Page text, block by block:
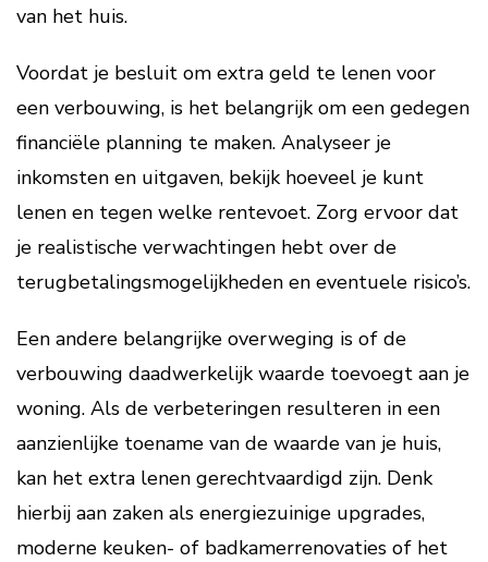
van het huis.
Voordat je besluit om extra geld te lenen voor
een verbouwing, is het belangrijk om een gedegen
financiële planning te maken. Analyseer je
inkomsten en uitgaven, bekijk hoeveel je kunt
lenen en tegen welke rentevoet. Zorg ervoor dat
je realistische verwachtingen hebt over de
terugbetalingsmogelijkheden en eventuele risico’s.
Een andere belangrijke overweging is of de
verbouwing daadwerkelijk waarde toevoegt aan je
woning. Als de verbeteringen resulteren in een
aanzienlijke toename van de waarde van je huis,
kan het extra lenen gerechtvaardigd zijn. Denk
hierbij aan zaken als energiezuinige upgrades,
moderne keuken- of badkamerrenovaties of het